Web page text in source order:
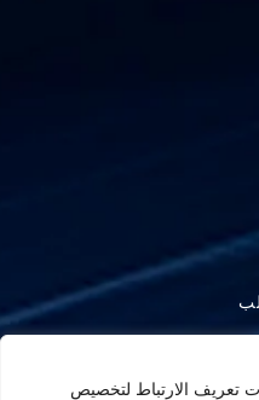
تعريف الارتباط لتخصيص